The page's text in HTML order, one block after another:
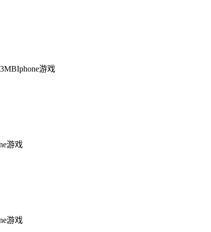
Iphone游戏
游戏
游戏